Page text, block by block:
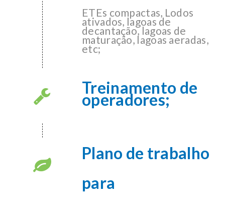
ETEs compactas, Lodos
ativados, lagoas de
decantação, lagoas de
maturação, lagoas aeradas,
etc;
Treinamento de
operadores;
Plano de trabalho
para